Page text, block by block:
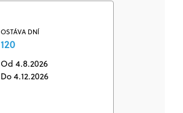
OSTÁVA DNÍ
120
Od 4.8.2026
Do 4.12.2026